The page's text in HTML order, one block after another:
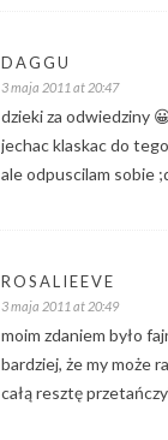
DAGGU
3 maja 2011 at 20:47
dzieki za odwiedziny
jechac klaskac do
ale odpuscilam sobie
ROSALIEEVE
3 maja 2011 at 20:49
moim zdaniem było
bardziej, że my może
całą resztę